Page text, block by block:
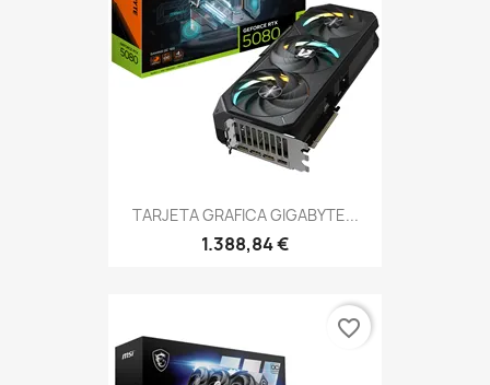
TARJETA GRAFICA GIGABYTE...
1.388,84 €
favorite_border